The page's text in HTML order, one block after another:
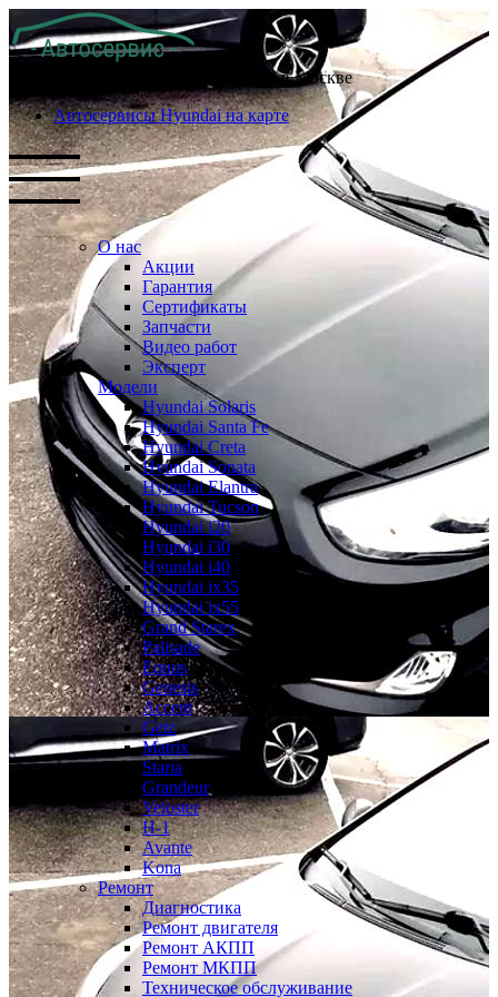
Проверенные автосервисы Хендай в Москве
Автосервисы Hyundai на карте
О нас
Акции
Гарантия
Сертификаты
Запчасти
Видео работ
Эксперт
Модели
Hyundai Solaris
Hyundai Santa Fe
Hyundai Creta
Hyundai Sonata
Hyundai Elantra
Hyundai Tucson
Hyundai i20
Hyundai i30
Hyundai i40
Hyundai ix35
Hyundai ix55
Grand Starex
Palisade
Equus
Genesis
Accent
Getz
Matrix
Staria
Grandeur
Veloster
H-1
Avante
Kona
Ремонт
Диагностика
Ремонт двигателя
Ремонт АКПП
Ремонт МКПП
Техническое обслуживание